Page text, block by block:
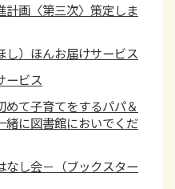
画〈第三次〉策定しま
）ほんお届けサービス
ービス
て子育てをするパパ＆
に図書館においでくだ
なし会－（ブックスター